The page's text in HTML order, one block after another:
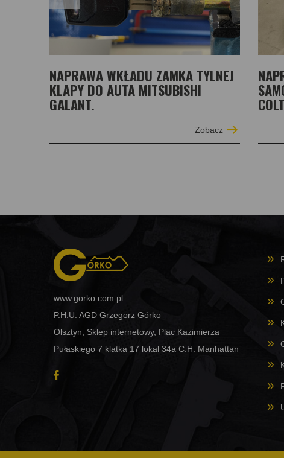
NAPRAWA WKŁADU ZAMKA TYLNEJ
KLAPY DO AUTA MITSUBISHI
GALANT.
Zobacz
www.gorko.com.pl
P.H.U. AGD Grzegorz Górko
Olsztyn, Sklep internetowy, Plac Kazimierza
Pułaskiego 7 klatka 17 lokal 34a C.H. Manhattan